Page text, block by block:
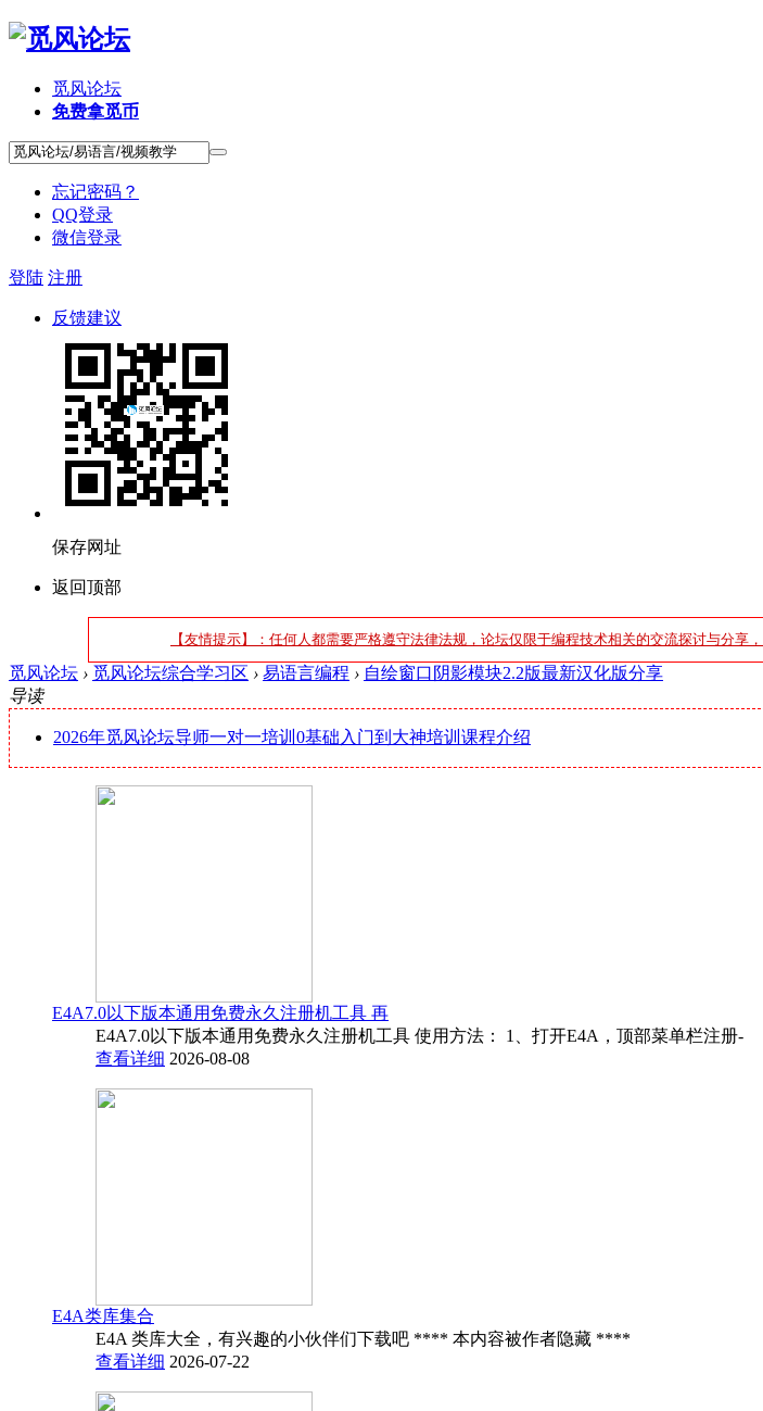
觅风论坛
免费拿觅币
忘记密码？
QQ登录
微信登录
登陆 注册
反馈建议
保存网址
返回顶部
【友情提示】：任何人都需要严格遵守法律法规，论坛仅限于编程技术相关的交流探讨与分
觅风论坛 › 觅风论坛综合学习区 › 易语言编程 › 自绘窗口阴影模块2.2版最新汉化版分享
导读
2026年觅风论坛导师一对一培训0基础入门到大神培训课程介绍
E4A7.0以下版本通用免费永久注册机工具 再
E4A7.0以下版本通用免费永久注册机工具 使用方法： 1、打开E4A，顶部菜单栏注册-
查看详细 2026-08-08
E4A类库集合
E4A 类库大全，有兴趣的小伙伴们下载吧 **** 本内容被作者隐藏 ****
查看详细 2026-07-22